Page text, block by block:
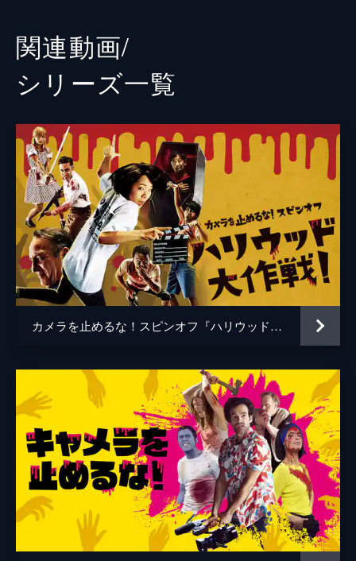
笹原芳子
栗原綾奈 合田純奈
松浦早希 浅森咲希奈
松本逢花 秋山ゆずき
谷口智和 山口友和
藤丸拓哉 藤村拓矢
黒岡大吾 イワゴウサトシ
相田舞 高橋恭子
監督 上田慎一郎
脚本 上田慎一郎
音楽 永井カイル
関連動画/
シリーズ⼀覧
カメラを止めるな！スピンオフ『ハリウッド大作戦!』